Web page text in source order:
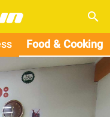
search
Food & Cooking